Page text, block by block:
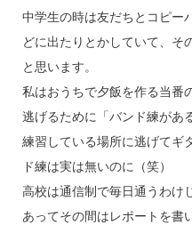
中学生の時は友だちとコピー
どに出たりとかしていて、そ
と思います。
私はおうちで夕飯を作る当番
逃げるために「バンド練があ
練習している場所に逃げてギ
ド練は実は無いのに（笑）
高校は通信制で毎日通うわけ
あってその間はレポートを書